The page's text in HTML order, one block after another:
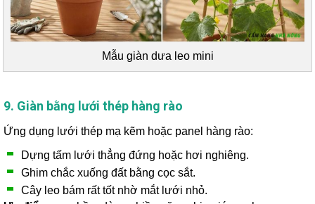
Mẫu giàn dưa leo mini
9. Giàn bằng lưới thép hàng rào
Ứng dụng lưới thép mạ kẽm hoặc panel hàng rào:
Dựng tấm lưới thẳng đứng hoặc hơi nghiêng.
Ghim chắc xuống đất bằng cọc sắt.
Cây leo bám rất tốt nhờ mắt lưới nhỏ.